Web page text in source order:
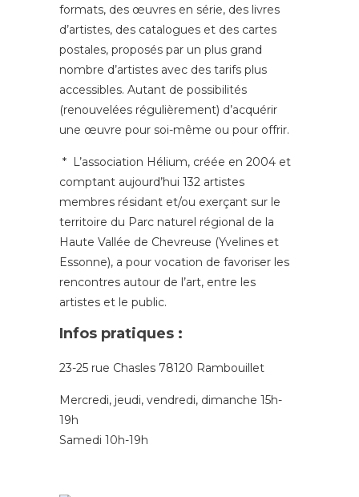
formats, des œuvres en série, des livres
d’artistes, des catalogues et des cartes
postales, proposés par un plus grand
nombre d’artistes avec des tarifs plus
accessibles. Autant de possibilités
(renouvelées régulièrement) d’acquérir
une œuvre pour soi-même ou pour offrir.
* L’association Hélium, créée en 2004 et
comptant aujourd’hui 132 artistes
membres résidant et/ou exerçant sur le
territoire du Parc naturel régional de la
Haute Vallée de Chevreuse (Yvelines et
Essonne), a pour vocation de favoriser les
rencontres autour de l’art, entre les
artistes et le public.
Infos pratiques :
23-25 rue Chasles 78120 Rambouillet
Mercredi, jeudi, vendredi, dimanche 15h-
19h
Samedi 10h-19h